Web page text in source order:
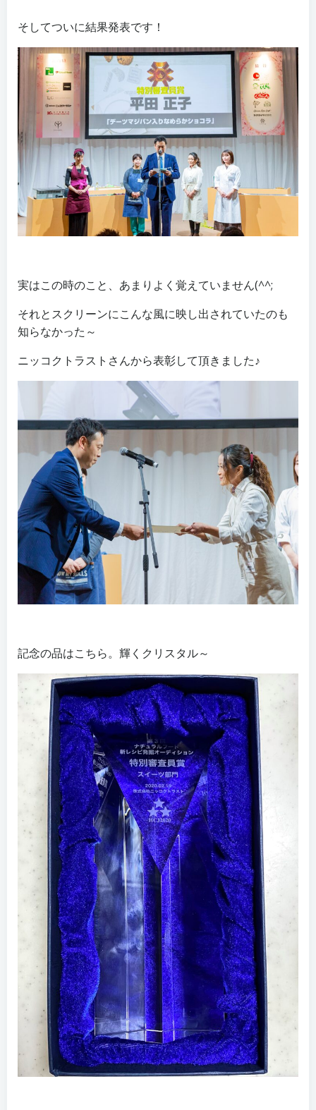
そしてついに結果発表です！
実はこの時のこと、あまりよく覚えていません(^^;
それとスクリーンにこんな風に映し出されていたのも
知らなかった～
ニッコクトラストさんから表彰して頂きました♪
記念の品はこちら。輝くクリスタル～